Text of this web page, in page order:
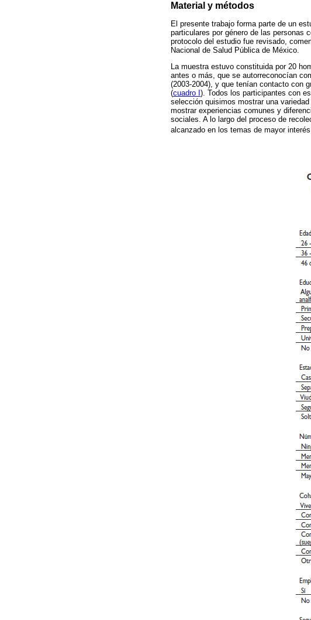
Material y métodos
El presente trabajo forma parte de un
particulares por género de las personas
protocolo del estudio fue revisado,
Nacional de Salud Pública de México.
La muestra estuvo constituida por 20
antes o más, que se autorreconocían
(2003-2004), y que tenían contacto con
(cuadro I ). Todos los participantes con
selección quisimos mostrar una
mostrar experiencias comunes y
sociales. A lo largo del proceso de
alcanzado en los temas de mayor